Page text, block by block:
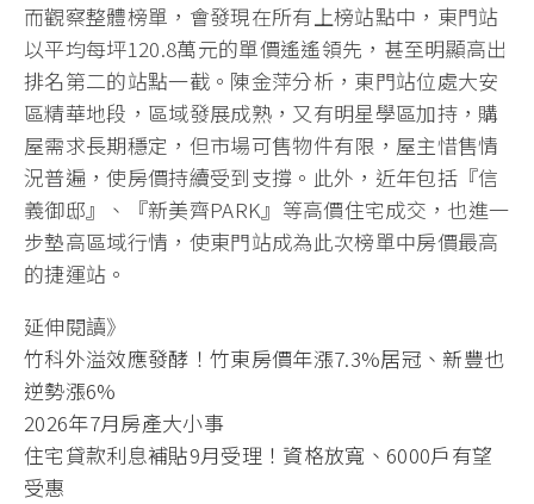
而觀察整體榜單，會發現在所有上榜站點中，東門站
以平均每坪120.8萬元的單價遙遙領先，甚至明顯高出
排名第二的站點一截。陳金萍分析，東門站位處大安
區精華地段，區域發展成熟，又有明星學區加持，購
屋需求長期穩定，但市場可售物件有限，屋主惜售情
況普遍，使房價持續受到支撐。此外，近年包括『信
義御邸』、『新美齊PARK』等高價住宅成交，也進一
步墊高區域行情，使東門站成為此次榜單中房價最高
的捷運站。
延伸閱讀》
竹科外溢效應發酵！竹東房價年漲7.3%居冠、新豐也
逆勢漲6%
2026年7月房產大小事
住宅貸款利息補貼9月受理！資格放寬、6000戶有望
受惠